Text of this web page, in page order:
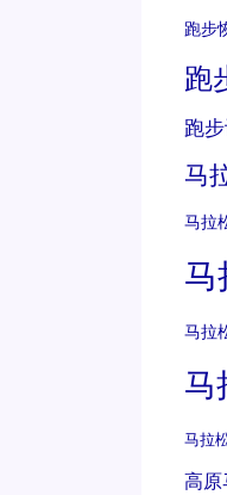
跑步
跑
跑
马
马拉
马
马拉
马
马拉
高原